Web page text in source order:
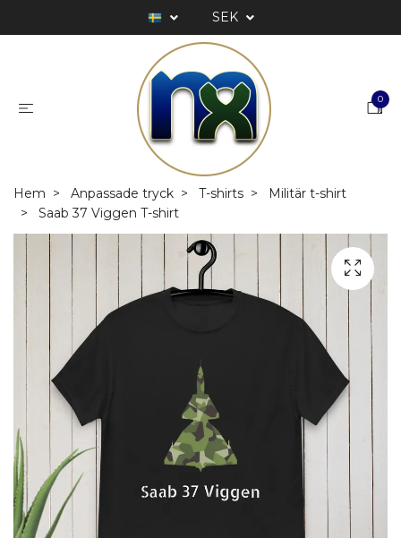
SEK
0
Hem Anpassade tryck T-shirts
Militär t-shirt
Saab 37 Viggen T-shirt